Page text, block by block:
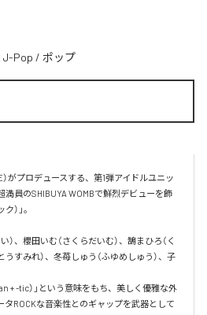
J-Pop / ポップ
）がプロデュースする、第1弾アイドルユニッ
員のSHIBUYA WOMBで鮮烈デビューを飾
）」。
）、櫻田いむ（さくらだいむ）、鵠まひろ（く
うすみれ）、冬苺しゅう（ふゆめしゅう）、子
+ -tic）」という意味をもち、美しく優雅な外
タROCKな音楽性とのギャップを武器として